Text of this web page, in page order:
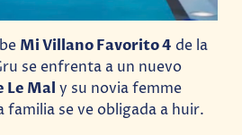
Mi Villano Favorito 4 de la
se enfrenta a un nuevo
Le Mal y su novia femme
familia se ve obligada a huir.